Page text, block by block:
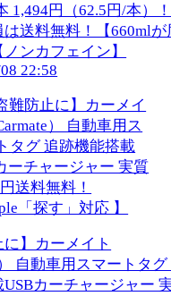
1,494円（62.5円/本）
は送料無料！【660mlが
ンカフェイン】
22:58
に】カーメイト
） 自動車用スマートタグ
カーチャージャー